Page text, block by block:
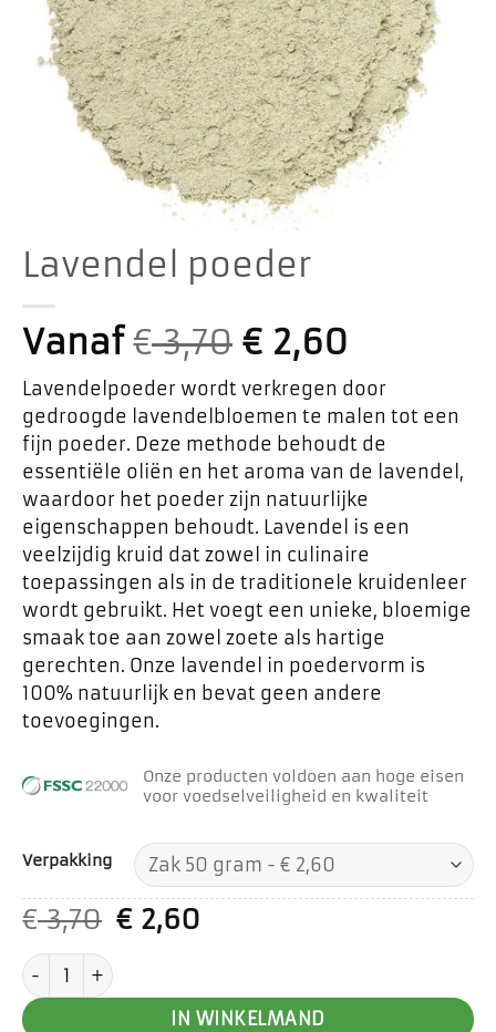
Lavendel poeder
Vanaf€3,70 €2,60
Lavendelpoeder wordt verkregen door
gedroogde lavendelbloemen te malen tot een
fijn poeder. Deze methode behoudt de
essentiële oliën en het aroma van de lavendel,
waardoor het poeder zijn natuurlijke
eigenschappen behoudt. Lavendel is een
veelzijdig kruid dat zowel in culinaire
toepassingen als in de traditionele kruidenleer
wordt gebruikt. Het voegt een unieke, bloemige
smaak toe aan zowel zoete als hartige
gerechten. Onze lavendel in poedervorm is
100% natuurlijk en bevat geen andere
toevoegingen.
Onze producten voldoen aan hoge eisen
voor voedselveiligheid en kwaliteit
Verpakking
€3,70 Oorspronkelijke
€ 3,70.
€2,60
€ 2,60.
Lavendel poeder aantal
IN WINKELMAND